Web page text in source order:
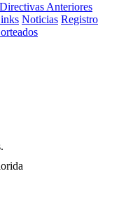
Directivas Anteriores
Noticias Registro